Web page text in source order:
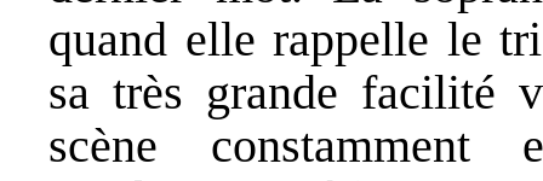
quand elle rappelle le
sa très grande facilité
scène